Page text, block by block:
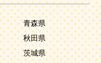
青森県
秋田県
茨城県